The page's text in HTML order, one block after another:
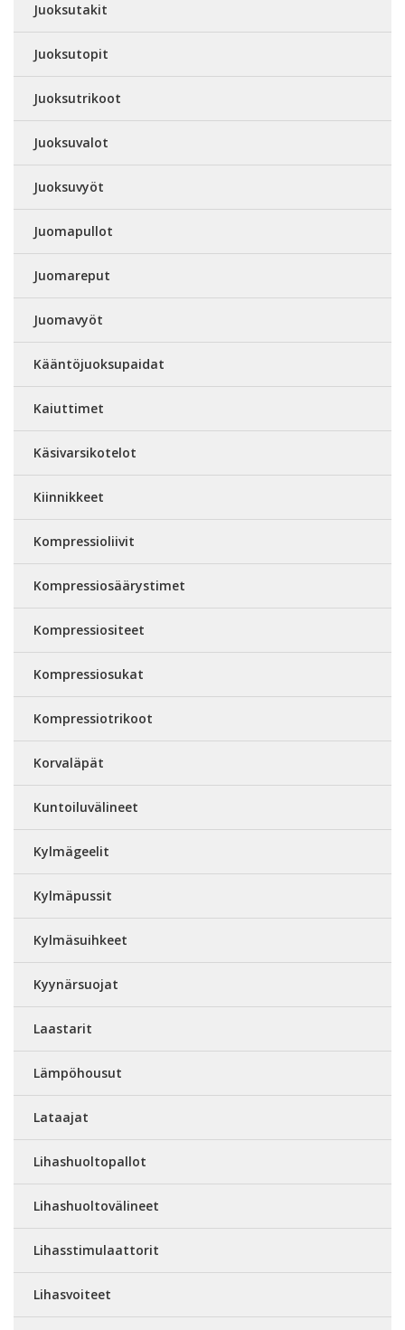
Juoksutakit
Juoksutopit
Juoksutrikoot
Juoksuvalot
Juoksuvyöt
Juomapullot
Juomareput
Juomavyöt
Kääntöjuoksupaidat
Kaiuttimet
Käsivarsikotelot
Kiinnikkeet
Kompressioliivit
Kompressiosäärystimet
Kompressiositeet
Kompressiosukat
Kompressiotrikoot
Korvaläpät
Kuntoiluvälineet
Kylmägeelit
Kylmäpussit
Kylmäsuihkeet
Kyynärsuojat
Laastarit
Lämpöhousut
Lataajat
Lihashuoltopallot
Lihashuoltovälineet
Lihasstimulaattorit
Lihasvoiteet